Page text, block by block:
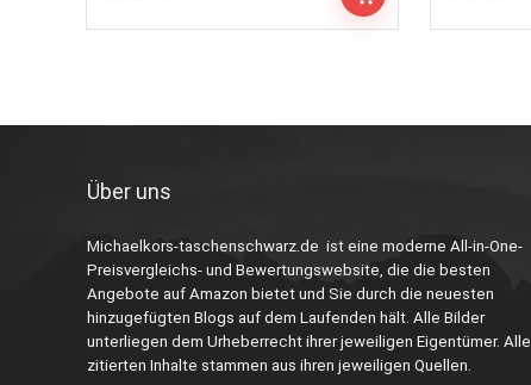
Über uns
Michaelkors-taschenschwarz.de ist eine moderne All-in-One-
Preisvergleichs- und Bewertungswebsite, die die besten
Angebote auf Amazon bietet und Sie durch die neuesten
hinzugefügten Blogs auf dem Laufenden hält. Alle Bilder
unterliegen dem Urheberrecht ihrer jeweiligen Eigentümer. Alle
zitierten Inhalte stammen aus ihren jeweiligen Quellen.